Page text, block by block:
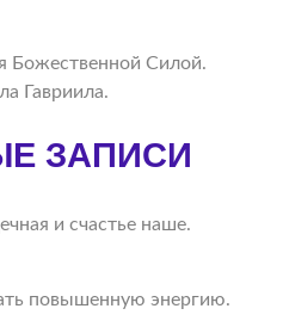
Божественной Силой.
Гавриила.
ЗАПИСИ
и счастье наше.
повышенную энергию.